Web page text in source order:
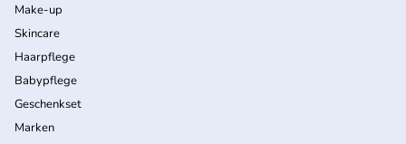
Make-up
Skincare
Haarpflege
Babypflege
Geschenkset
Marken